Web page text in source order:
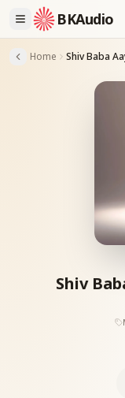
BKAudio
Home Shiv Baba
Shiv